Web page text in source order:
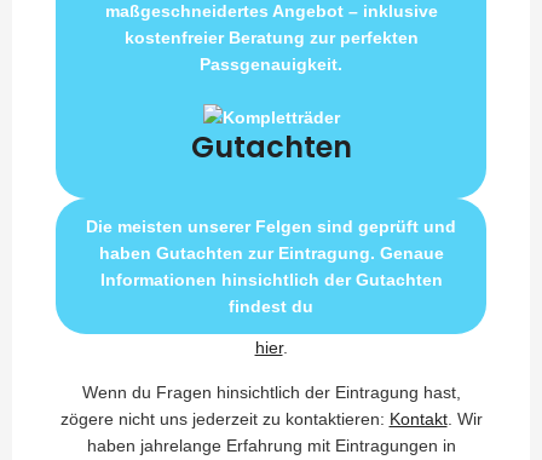
maßgeschneidertes Angebot – inklusive
kostenfreier Beratung zur perfekten
Passgenauigkeit.
Gutachten
Die meisten unserer Felgen sind geprüft und
haben Gutachten zur Eintragung. Genaue
Informationen hinsichtlich der Gutachten
findest du
hier.
Wenn du Fragen hinsichtlich der Eintragung hast,
zögere nicht uns jederzeit zu kontaktieren: Kontakt. Wir
haben jahrelange Erfahrung mit Eintragungen in